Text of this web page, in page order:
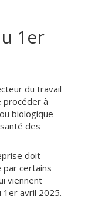
1er
du travail
procéder à
biologique
des
doit
certains
viennent
1er avril 2025.